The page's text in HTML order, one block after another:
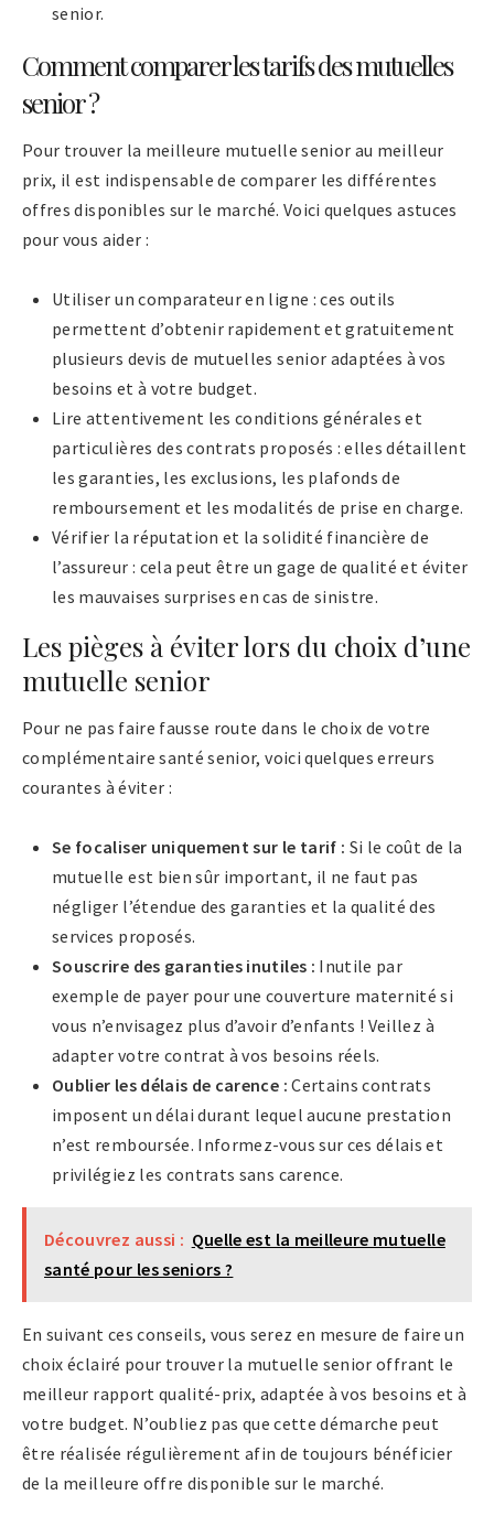
senior.
Comment comparer les tarifs des mutuelles
senior ?
Pour trouver la meilleure mutuelle senior au meilleur
prix, il est indispensable de comparer les différentes
offres disponibles sur le marché. Voici quelques astuces
pour vous aider :
Utiliser un comparateur en ligne : ces outils
permettent d’obtenir rapidement et gratuitement
plusieurs devis de mutuelles senior adaptées à vos
besoins et à votre budget.
Lire attentivement les conditions générales et
particulières des contrats proposés : elles détaillent
les garanties, les exclusions, les plafonds de
remboursement et les modalités de prise en charge.
Vérifier la réputation et la solidité financière de
l’assureur : cela peut être un gage de qualité et éviter
les mauvaises surprises en cas de sinistre.
Les pièges à éviter lors du choix d’une
mutuelle senior
Pour ne pas faire fausse route dans le choix de votre
complémentaire santé senior, voici quelques erreurs
courantes à éviter :
Se focaliser uniquement sur le tarif : Si le coût de la
mutuelle est bien sûr important, il ne faut pas
négliger l’étendue des garanties et la qualité des
services proposés.
Souscrire des garanties inutiles : Inutile par
exemple de payer pour une couverture maternité si
vous n’envisagez plus d’avoir d’enfants ! Veillez à
adapter votre contrat à vos besoins réels.
Oublier les délais de carence : Certains contrats
imposent un délai durant lequel aucune prestation
n’est remboursée. Informez-vous sur ces délais et
privilégiez les contrats sans carence.
Découvrez aussi : Quelle est la meilleure mutuelle
santé pour les seniors ?
En suivant ces conseils, vous serez en mesure de faire un
choix éclairé pour trouver la mutuelle senior offrant le
meilleur rapport qualité-prix, adaptée à vos besoins et à
votre budget. N’oubliez pas que cette démarche peut
être réalisée régulièrement afin de toujours bénéficier
de la meilleure offre disponible sur le marché.